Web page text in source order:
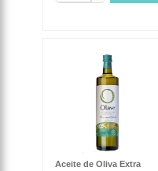
Aceite de Oliva Extra